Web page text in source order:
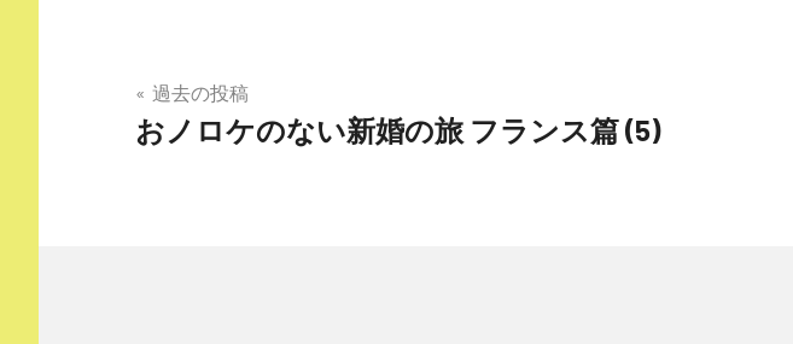
投
稿
過去の投稿
おノロケのない新婚の旅 フランス篇 (5)